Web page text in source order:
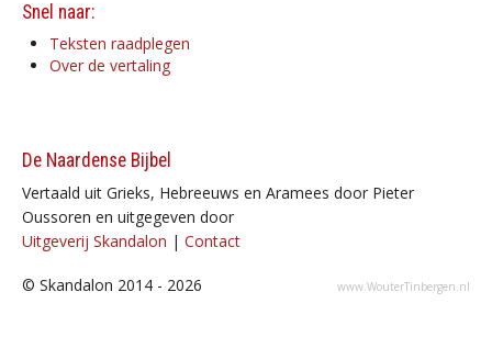
Snel naar:
Teksten raadplegen
Over de vertaling
De Naardense Bijbel
Vertaald uit Grieks, Hebreeuws en Aramees door Pieter
Oussoren en uitgegeven door
Uitgeverij Skandalon | Contact
www.WouterTinbergen.nl
© Skandalon 2014 - 2026